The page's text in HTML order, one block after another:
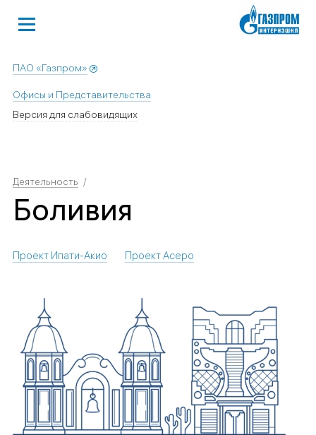
ПАО «Газпром»
Офисы и Представительства
Версия для слабовидящих
Деятельность
Боливия
Проект Ипати-Акио Проект Асеро